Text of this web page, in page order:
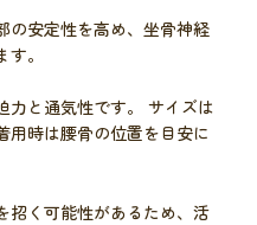
の安定性を高め、坐骨神経
。
力と通気性です。 サイズは
用時は腰骨の位置を目安に
招く可能性があるため、活